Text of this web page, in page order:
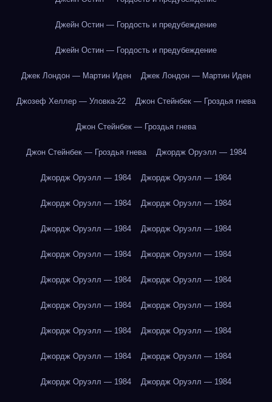
Джейн Остин — Гордость и предубеждение
Джейн Остин — Гордость и предубеждение
Джек Лондон — Мартин Иден Джек Лондон — Мартин Иден
Джозеф Хеллер — Уловка-22 Джон Стейнбек — Гроздья гнева
Джон Стейнбек — Гроздья гнева
Джон Стейнбек — Гроздья гнева Джордж Оруэлл — 1984
Джордж Оруэлл — 1984 Джордж Оруэлл — 1984
Джордж Оруэлл — 1984 Джордж Оруэлл — 1984
Джордж Оруэлл — 1984 Джордж Оруэлл — 1984
Джордж Оруэлл — 1984 Джордж Оруэлл — 1984
Джордж Оруэлл — 1984 Джордж Оруэлл — 1984
Джордж Оруэлл — 1984 Джордж Оруэлл — 1984
Джордж Оруэлл — 1984 Джордж Оруэлл — 1984
Джордж Оруэлл — 1984 Джордж Оруэлл — 1984
Джордж Оруэлл — 1984 Джордж Оруэлл — 1984